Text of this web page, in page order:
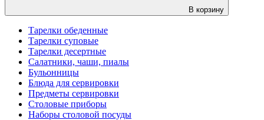
В корзину
Тарелки обеденные
Тарелки суповые
Тарелки десертные
Салатники, чаши, пиалы
Бульонницы
Блюда для сервировки
Предметы сервировки
Столовые приборы
Наборы столовой посуды